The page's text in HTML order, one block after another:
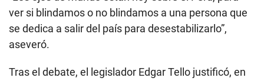
ver si blindamos o no blindamos a una persona que
se dedica a salir del país para desestabilizarlo”,
aseveró.
Tras el debate, el legislador Edgar Tello justificó, en